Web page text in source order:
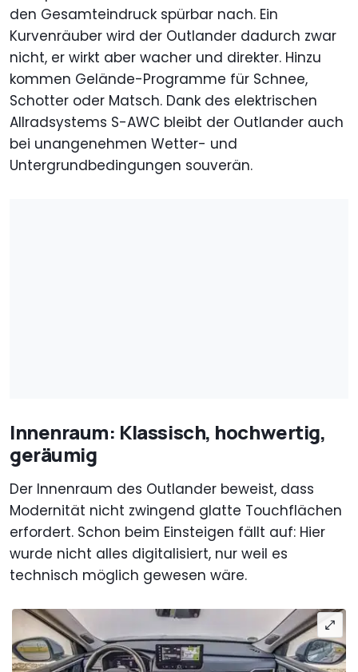
den Gesamteindruck spürbar nach. Ein
Kurvenräuber wird der Outlander dadurch zwar
nicht, er wirkt aber wacher und direkter. Hinzu
kommen Gelände-Programme für Schnee,
Schotter oder Matsch. Dank des elektrischen
Allradsystems S-AWC bleibt der Outlander auch
bei unangenehmen Wetter- und
Untergrundbedingungen souverän.
Innenraum: Klassisch, hochwertig,
geräumig
Der Innenraum des Outlander beweist, dass
Modernität nicht zwingend glatte Touchflächen
erfordert. Schon beim Einsteigen fällt auf: Hier
wurde nicht alles digitalisiert, nur weil es
technisch möglich gewesen wäre.